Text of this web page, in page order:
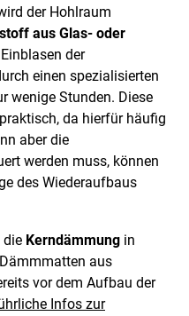
der Hohlraum
aus Glas- oder
der
einen spezialisierten
wenige Stunden. Diese
da hierfür häufig
aber die
werden muss, können
des Wiederaufbaus
die Kerndämmung in
aus
vor dem Aufbau der
Infos zur